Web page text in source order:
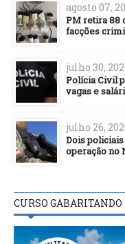
agosto 07,
PM retira 88
facções
julho 30,
Polícia Civil
vagas e
julho 26,
Dois
operação no
CURSO